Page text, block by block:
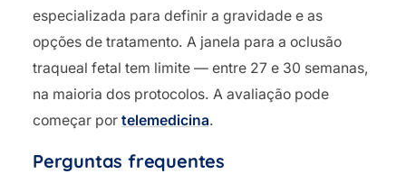
especializada para definir a gravidade e as
opções de tratamento. A janela para a oclusão
traqueal fetal tem limite — entre 27 e 30 semanas,
na maioria dos protocolos. A avaliação pode
começar por telemedicina.
Perguntas frequentes